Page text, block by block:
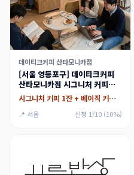
데이티크커피 산타모니카점
[서울 영등포구] 데이티크커피
산타모니카점 시그니처 커피와
소금빵 맛집
시그니처 커피 1잔 + 베이직 커피 1잔, 소금빵 1ea + 베이커리 1종
📍 서울 신청 1/10 (10%)